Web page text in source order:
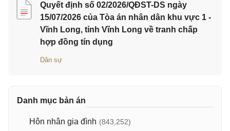
Quyết định số 02/2026/QĐST-DS ngày
15/07/2026 của Tòa án nhân dân khu vực 1 -
Vĩnh Long, tỉnh Vĩnh Long về tranh chấp
hợp đồng tín dụng
Dân sự
Danh mục bản án
Hôn nhân gia đình (843,252)